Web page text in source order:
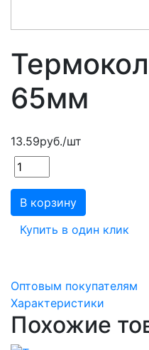
65мм
13.59руб./шт
В корзину
Купить в один клик
Оптовым покупателям
Характеристики
Похожие